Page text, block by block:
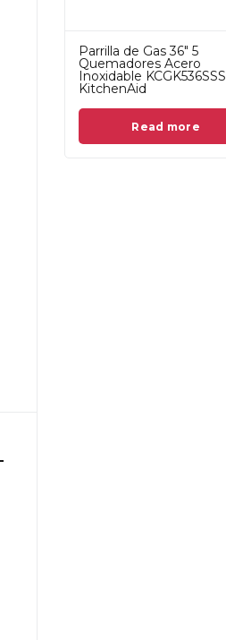
Parrilla de Gas 36" 5
Quemadores Acero
Inoxidable KCGK536SSS
KitchenAid
Read more